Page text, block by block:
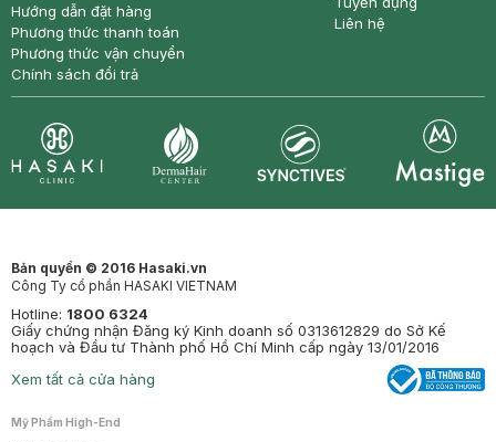
Hướng dẫn đặt hàng
Phương thức thanh toán
Phương thức vận chuyển
Chính sách đổi trả
Liên hệ
Bản quyền © 2016 Hasaki.vn
Công Ty cổ phần HASAKI VIETNAM
Hotline: 1800 6324
Giấy chứng nhận Đăng ký Kinh doanh số 0313612829 do Sở Kế
hoạch và Đầu tư Thành phố Hồ Chí Minh cấp ngày 13/01/2016
Xem tất cả cửa hàng
Mỹ Phẩm High-End